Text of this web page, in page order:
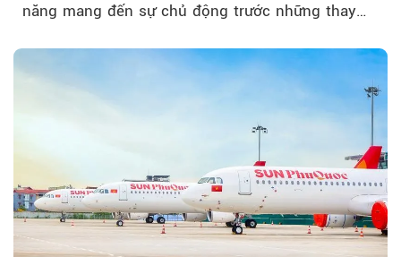
năng mang đến sự chủ động trước những thay